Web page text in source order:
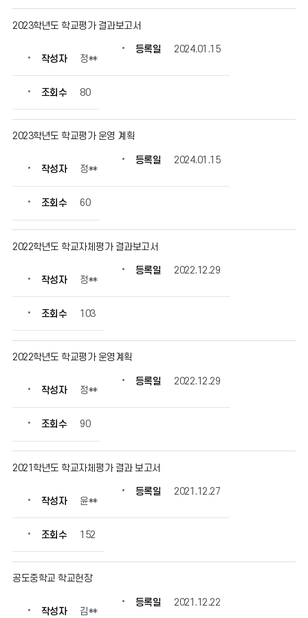
등
록
확
수
니
다.
2023학년도 학교평가 결과보고서
작성자 정**
등록일 2024.01.15
조회수 80
2023학년도 학교평가 운영 계획
작성자 정**
등록일 2024.01.15
조회수 60
2022학년도 학교자체평가 결과보고서
작성자 정**
등록일 2022.12.29
조회수 103
2022학년도 학교평가 운영계획
작성자 정**
등록일 2022.12.29
조회수 90
2021학년도 학교자체평가 결과 보고서
작성자 윤**
등록일 2021.12.27
조회수 152
공도중학교 학교헌장
작성자 김**
등록일 2021.12.22